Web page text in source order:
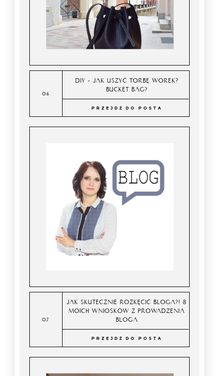
DIY - JAK USZYĆ TORBĘ WOREK?
BUCKET BAG?
PRZEJDŹ DO POSTA
JAK SKUTECZNIE ROZKĘCIĆ BLOGA?! 8
MOICH WNIOSKÓW Z PROWADZENIA
BLOGA
PRZEJDŹ DO POSTA